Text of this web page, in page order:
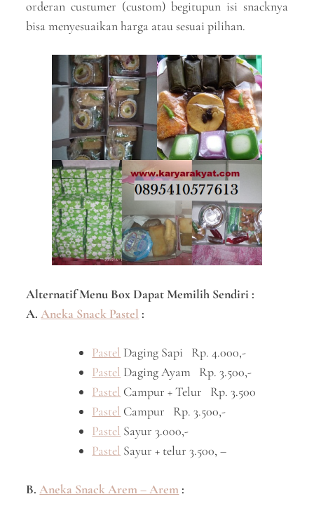
orderan custumer (custom) begitupun isi snacknya
bisa menyesuaikan harga atau sesuai pilihan.
Alternatif Menu Box Dapat Memilih Sendiri :
A.Aneka Snack Pastel :
Pastel Daging Sapi Rp. 4.000,-
Pastel Daging Ayam Rp. 3.500,-
Pastel Campur + Telur Rp. 3.500
Pastel Campur Rp. 3.500,-
Pastel Sayur 3.000,-
Pastel Sayur + telur 3.500, –
B.Aneka Snack Arem – Arem :